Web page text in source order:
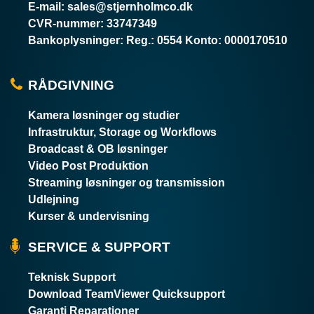
E-mail : sales@stjernholmco.dk
CVR-nummer: 33747349
Bankoplysninger: Reg.: 0554 Konto: 0000170510
RÅDGIVNING
Kamera løsninger og studier
Infrastruktur, Storage og Workflows
Broadcast & OB løsninger
Video Post Produktion
Streaming løsninger og transmission
Udlejning
Kurser & undervisning
SERVICE & SUPPORT
Teknisk Support
Download TeamViewer Quicksupport
Garanti Reparationer